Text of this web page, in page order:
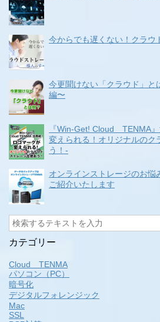
今からでも遅くない！クラウ
今更聞けない「クラウド」と
編〜
『Win-Get! Cloud TENMA
変えられる！オリジナルのク
う！-
オンラインストレージのお悩
ご紹介いたします
カテゴリー
Cloud TENMA
パソコン（PC）
暗号化
デジタルフォレンジック
Mac
SSL